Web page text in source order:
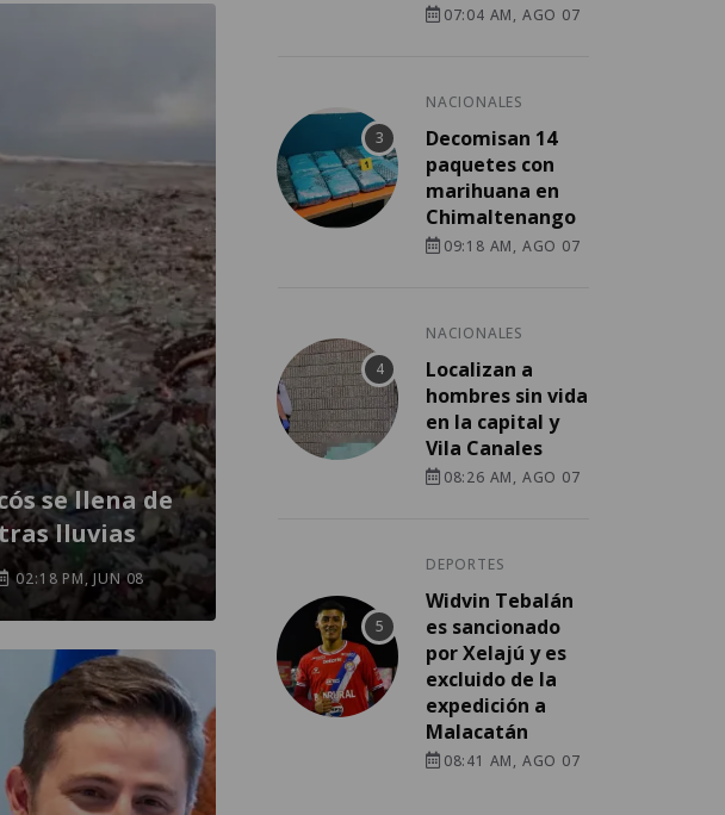
se llena de
lluvias
02:18 PM, JUN 08
07:04 AM, AGO 07
NACIONALES
Decomisan 14
paquetes con
marihuana en
Chimaltenango
09:18 AM, AGO 07
NACIONALES
Localizan a
hombres sin vida
en la capital y
Vila Canales
08:26 AM, AGO 07
DEPORTES
Widvin Tebalán
es sancionado
por Xelajú y es
excluido de la
expedición a
Malacatán
08:41 AM, AGO 07